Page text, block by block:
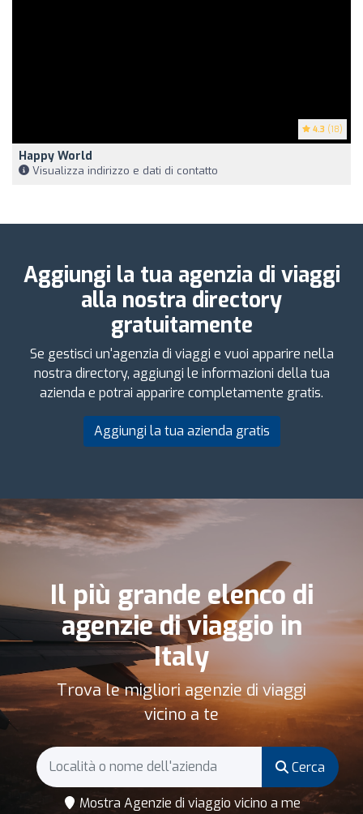
4.3 (18)
Happy World
Visualizza indirizzo e dati di contatto
Aggiungi la tua agenzia di viaggi
alla nostra directory
gratuitamente
Se gestisci un'agenzia di viaggi e vuoi apparire nella
nostra directory, aggiungi le informazioni della tua
azienda e potrai apparire completamente gratis.
Aggiungi la tua azienda gratis
Il più grande elenco di
agenzie di viaggio in
Italy
Trova le migliori agenzie di viaggi
vicino a te
Cerca
Mostra Agenzie di viaggio vicino a me